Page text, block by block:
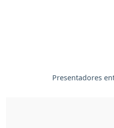
Presentadores